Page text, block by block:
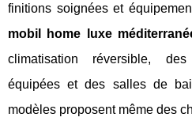
finitions soignées et
mobil home luxe
climatisation réversible,
équipées et des salles de
modèles proposent même des